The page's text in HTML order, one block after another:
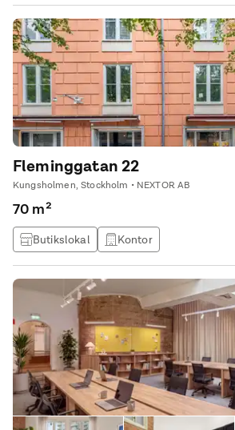
Fleminggatan 22
Kungsholmen, Stockholm • NEXTOR AB
70 m²
Butikslokal Kontor